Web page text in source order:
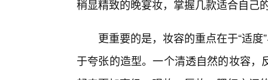
稍显精致的晚宴妆，掌握几款适合自己
更重要的是，妆容的重点在于“适
于夸张的造型。一个清透自然的妆容